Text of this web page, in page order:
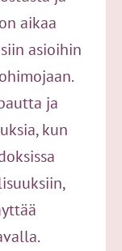
aikaa
asioihin
ja
kun